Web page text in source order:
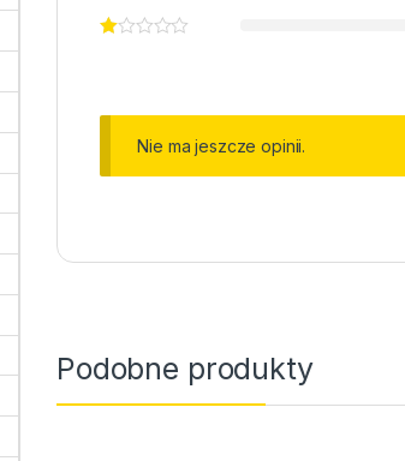
Nie ma jeszcze opinii.
Podobne produkty